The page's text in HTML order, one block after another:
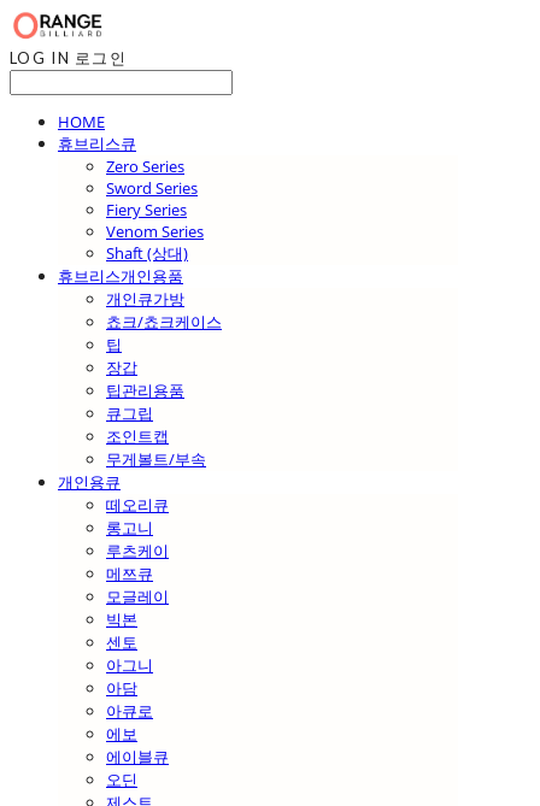
LOG IN 로그인
HOME
휴브리스큐
Zero Series
Sword Series
Fiery Series
Venom Series
Shaft (상대)
휴브리스개인용품
개인큐가방
쵸크/쵸크케이스
팁
장갑
팁관리용품
큐그립
조인트캡
무게볼트/부속
개인용큐
떼오리큐
롱고니
루츠케이
메쯔큐
모글레이
빅본
센토
아그니
아담
아큐로
에보
에이블큐
오딘